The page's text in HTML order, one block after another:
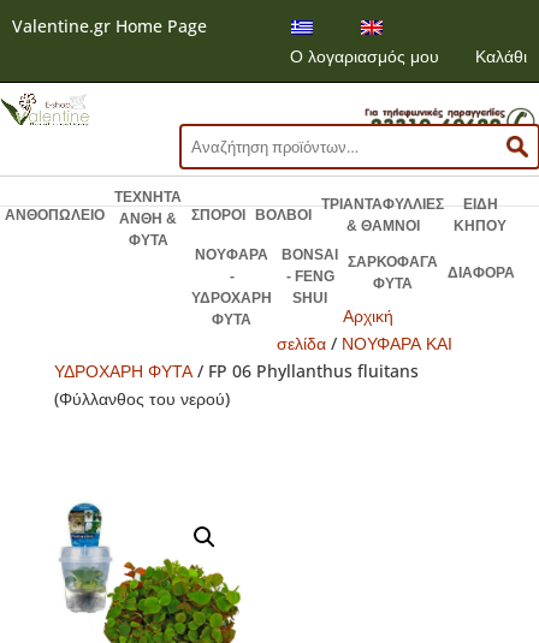
Valentine.gr Home Page
Ο λογαριασμός μου
Καλάθι
Αναζήτηση
για:
ΑΝΘΟΠΩΛΕΙΟ
ΤΕΧΝΗΤΑ
ΑΝΘΗ &
ΦΥΤΑ
ΣΠΟΡΟΙ ΒΟΛΒΟΙ
ΤΡΙΑΝΤΑΦΥΛΛΙΕΣ
& ΘΑΜΝΟΙ
ΕΙΔΗ
ΚΗΠΟΥ
ΝΟΥΦΑΡΑ
-
ΥΔΡΟΧΑΡΗ
ΦΥΤΑ
BONSAI
- FENG
SHUI
ΣΑΡΚΟΦΑΓΑ
ΦΥΤΑ
ΔΙΑΦΟΡΑ
Αρχική
σελίδα / ΝΟΥΦΑΡΑ ΚΑΙ
ΥΔΡΟΧΑΡΗ ΦΥΤΑ/ FP 06 Phyllanthus fluitans
(Φύλλανθος του νερού)